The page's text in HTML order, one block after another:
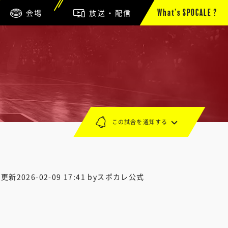
会場 放送・配信 What’s SPOCALE ?
新2026-02-09 17:41 byスポカレ公式
この試合を通知する